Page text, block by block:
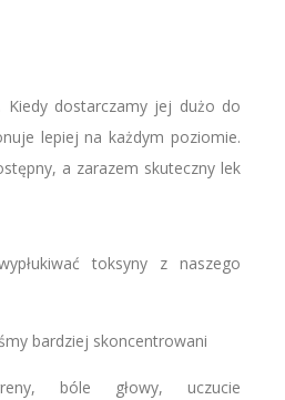
Kiedy dostarczamy jej dużo do
lepiej na każdym poziomie.
a zarazem skuteczny lek
toksyny z naszego
bardziej skoncentrowani
bóle głowy, uczucie